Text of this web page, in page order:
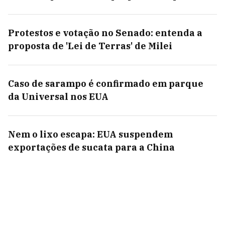
Protestos e votação no Senado: entenda a
proposta de 'Lei de Terras' de Milei
Caso de sarampo é confirmado em parque
da Universal nos EUA
Nem o lixo escapa: EUA suspendem
exportações de sucata para a China